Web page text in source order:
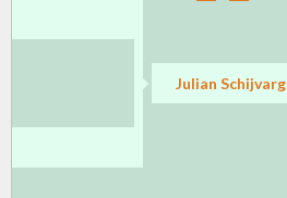
Julian Schijvarg